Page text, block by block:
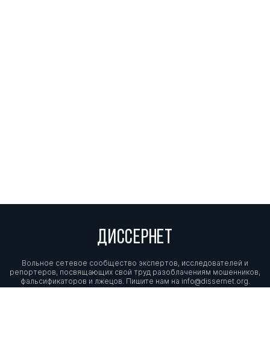
ДИССЕРНЕТ
Вольное сетевое сообщество экспертов, исследователей и
репортеров, посвящающих свой труд разоблачениям мошенников,
фальсификаторов и лжецов. Пишите нам на info@dissernet.org.